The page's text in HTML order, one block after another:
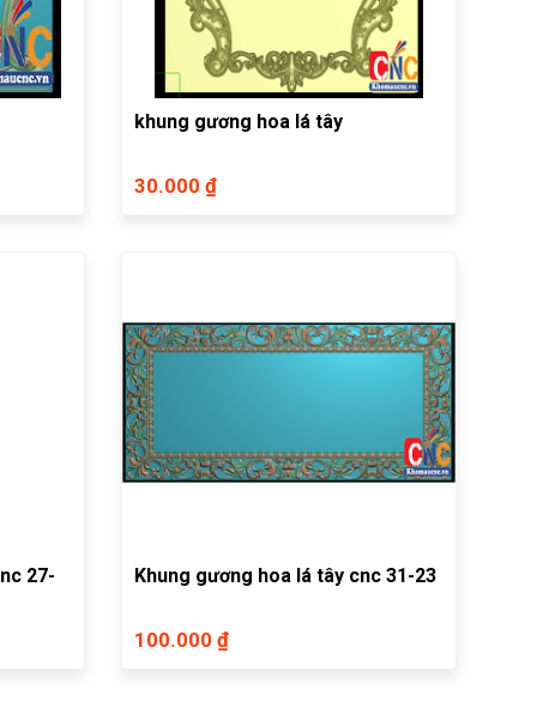
khung gương hoa lá tây
30.000 ₫
27- Khung gương hoa lá tây cnc 31-23
100.000 ₫